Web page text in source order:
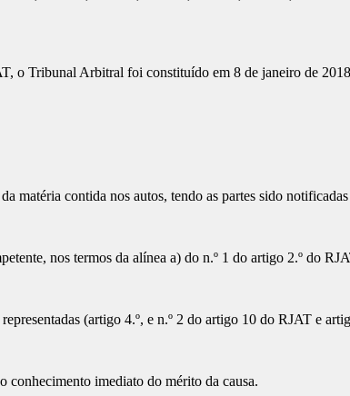
o Tribunal Arbitral foi constituído em 8 de janeiro de
matéria contida nos autos, tendo as partes sido
nos termos da alínea a) do n.º 1 do artigo 2.º do
(artigo 4.º, e n.º 2 do artigo 10 do RJAT e
conhecimento imediato do mérito da causa.